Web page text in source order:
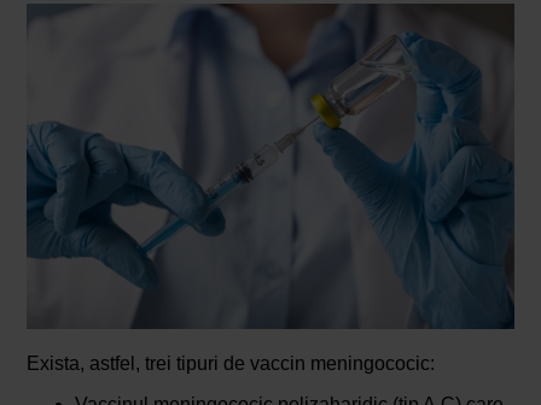
Exista, astfel, trei tipuri de vaccin meningococic: